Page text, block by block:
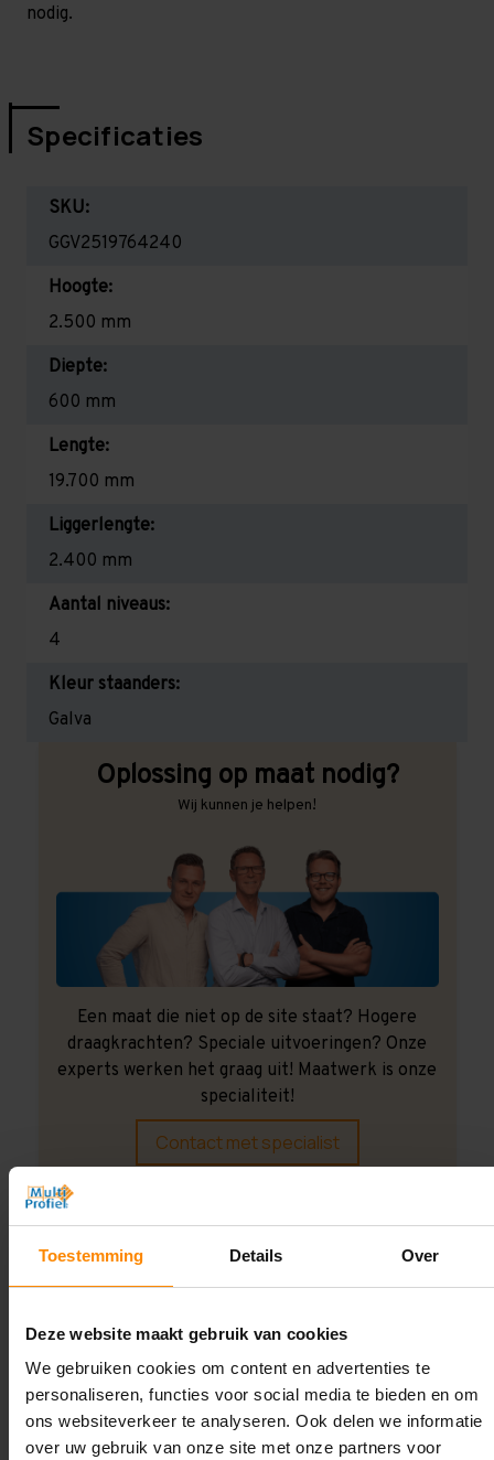
Toestemming Details Over
Deze website maakt gebruik van cookies
We gebruiken cookies om content en advertenties te
personaliseren, functies voor social media te bieden en om
ons websiteverkeer te analyseren. Ook delen we informatie
over uw gebruik van onze site met onze partners voor
nodig.
Specificaties
SKU:
GGV2519764240
Hoogte:
2.500 mm
Diepte:
600 mm
Lengte:
19.700 mm
Liggerlengte:
2.400 mm
Aantal niveaus:
4
Kleur staanders:
Galva
Oplossing op maat nodig?
Wij kunnen je helpen!
Een maat die niet op de site staat? Hogere
draagkrachten? Speciale uitvoeringen? Onze
experts werken het graag uit! Maatwerk is onze
specialiteit!
Contact met specialist
Montage uitbesteden?